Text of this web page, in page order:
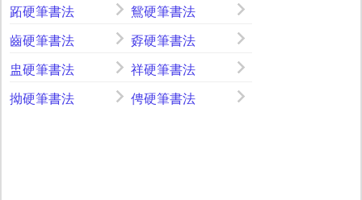
跖硬筆書法 鴛硬筆書法
齒硬筆書法 孬硬筆書法
盅硬筆書法 祥硬筆書法
拗硬筆書法 俜硬筆書法